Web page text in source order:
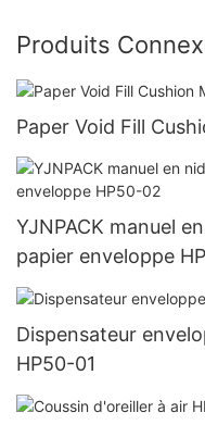
Produits
Paper Void Fill
YJNPACK manuel
papier enveloppe
Dispensateur
HP50-01